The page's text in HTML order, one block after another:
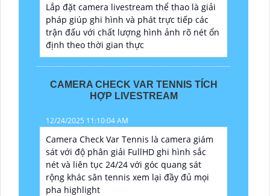
Lắp đặt camera livestream thể thao là giải
pháp giúp ghi hình và phát trực tiếp các
trận đấu với chất lượng hình ảnh rõ nét ổn
định theo thời gian thực
CAMERA CHECK VAR TENNIS TÍCH
HỢP LIVESTREAM
12/24/2025 11:10:04 AM
Camera Check Var Tennis là camera giám
sát với độ phân giải FullHD ghi hình sắc
nét và liên tục 24/24 với góc quang sát
rộng khác sân tennis xem lại đầy đủ mọi
pha highlight